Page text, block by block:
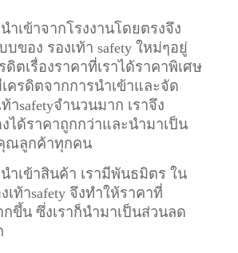
ำเข้าจากโรงงานโดยตรงจึง
บของ รองเท้า safety ใหม่ๆอยู่
ดิตเรื่องราคาที่เราได้ราคาพิเศษ
เครดิตจากการนำเข้าและจัด
าsafetyจำนวนมาก เราจึง
ได้ราคาถูกกว่าและนำมาเป็น
ณลูกค้าทุกคน
ำเข้าสินค้า เรามีพันธมิตร ใน
เท้าsafety จึงทำให้ราคาที่
ขึ้น ซึ่งเราก็นำมาเป็นส่วนลด